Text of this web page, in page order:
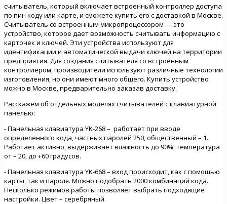
считыватель, который включает встроенный контроллер доступа
по пин коду или карте, и сможете купить его с доставкой в Москве.
Считыватель со встроенным микропроцессором — это
устройство, которое дает возможность считывать информацию с
карточек и ключей. Эти устройства используют для
идентификации и автоматической выдачи ключей на территории
предприятия. Для создания считывателя со встроенным
контроллером, производители используют различные технологии
изготовления, но они имеют много общего. Купить устройство
можно в Москве, предварительно заказав доставку.
Расскажем об отдельных моделях считывателей с клавиатурной
панелью:
- Панельная клавиатура YK-268 – работает при вводе
определённого кода, частных паролей 250, общественный – 1.
Работает активно, выдерживает влажность до 90%, температура
от – 20, до +60 градусов.
- Панельная клавиатура YK-668 – вход происходит, как с помощью
карты, так и пароля. Можно подобрать 2000 комбинаций кода.
Несколько режимов работы позволяет выбрать подходящие
настройки. Цвет – серебряный.